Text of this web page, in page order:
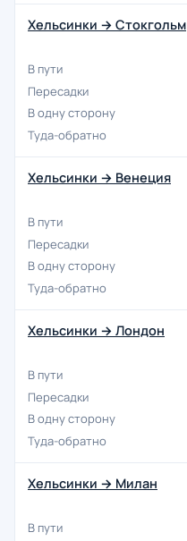
Хельсинки → Стокгольм
Хельсинки → Венеция
Хельсинки → Лондон
Хельсинки → Милан